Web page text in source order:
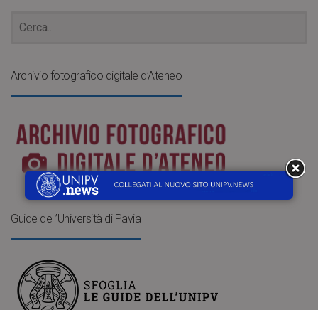
Archivio fotografico digitale d’Ateneo
Guide dell’Università di Pavia